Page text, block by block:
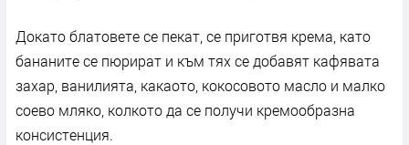
Докато блатовете се пекат, се приготвя крема, като
бананите се пюрират и към тях се добавят кафявата
захар, ванилията, какаото, кокосовото масло и малко
соево мляко, колкото да се получи кремообразна
консистенция.